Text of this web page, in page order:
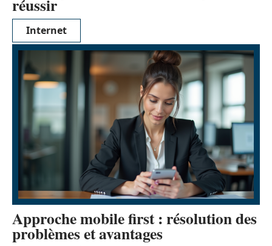
réussir
Internet
Approche mobile first : résolution des
problèmes et avantages